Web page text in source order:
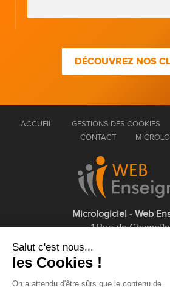
DÉCOUVREZ NOS
ACCUEIL GESTIONS DES COOKIES
CONTACT
Micrologiciel - Web
1 Rue de
01 75 43 63
Salut c'est nous...
les Cookies !
On a attendu d'être sûrs que le contenu de